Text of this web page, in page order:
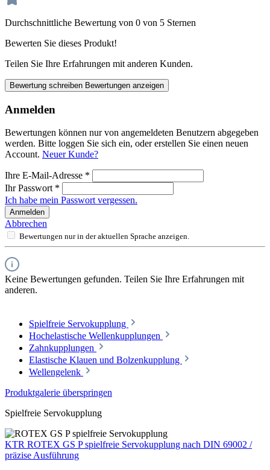
Durchschnittliche Bewertung von 0 von 5 Sternen
Bewerten Sie dieses Produkt!
Teilen Sie Ihre Erfahrungen mit anderen Kunden.
Bewertung schreiben Bewertungen anzeigen
Anmelden
Bewertungen können nur von angemeldeten Benutzern abgegeben
werden. Bitte loggen Sie sich ein, oder erstellen Sie einen neuen
Account. Neuer Kunde?
Ihre E-Mail-Adresse *
Ihr Passwort *
Ich habe mein Passwort vergessen.
Anmelden
Abbrechen
Bewertungen nur in der aktuellen Sprache anzeigen.
Keine Bewertungen gefunden. Teilen Sie Ihre Erfahrungen mit
anderen.
Spielfreie Servokupplung
Hochelastische Wellenkupplungen
Zahnkupplungen
Elastische Klauen und Bolzenkupplung
Wellengelenk
Produktgalerie überspringen
Spielfreie Servokupplung
KTR ROTEX GS P spielfreie Servokupplung nach DIN 69002 /
präzise Ausführung